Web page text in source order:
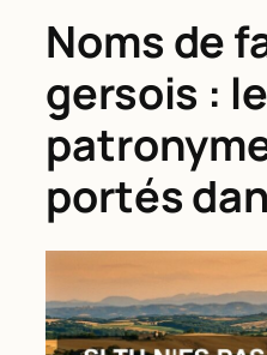
Noms de
gersois :
portés